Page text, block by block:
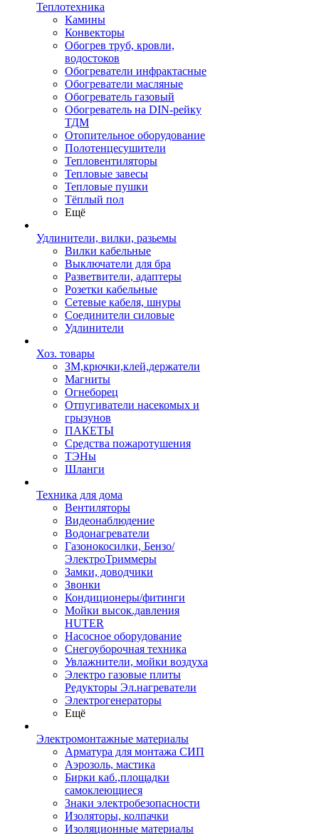
Теплотехника
Камины
Конвекторы
Обогрев труб, кровли,
водостоков
Обогреватели инфрактасные
Обогреватели масляные
Обогреватель газовый
Обогреватель на DIN-рейку
ТДМ
Отопительное оборудование
Полотенцесушители
Тепловентиляторы
Тепловые завесы
Тепловые пушки
Тёплый пол
Ещё
Удлинители, вилки, разьемы
Вилки кабельные
Выключатели для бра
Разветвители, адаптеры
Розетки кабельные
Сетевые кабеля, шнуры
Соединители силовые
Удлинители
Хоз. товары
ЗМ,крючки,клей,держатели
Магниты
Огнеборец
Отпугиватели насекомых и
грызунов
ПАКЕТЫ
Средства пожаротушения
ТЭНы
Шланги
Техника для дома
Вентиляторы
Видеонаблюдение
Водонагреватели
Газонокосилки, Бензо/
ЭлектроТриммеры
Замки, доводчики
Звонки
Кондиционеры/фитинги
Мойки высок.давления
HUTER
Насосное оборудование
Снегоуборочная техника
Увлажнители, мойки воздуха
Электро газовые плиты
Редукторы Эл.нагреватели
Электрогенераторы
Ещё
Электромонтажные материалы
Арматура для монтажа СИП
Аэрозоль, мастика
Бирки каб.,площадки
самоклеющиеся
Знаки электробезопасности
Изоляторы, колпачки
Изоляционные материалы